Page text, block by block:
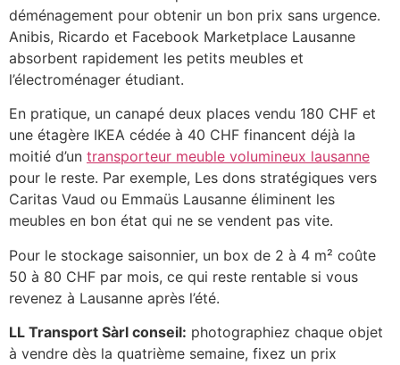
déménagement pour obtenir un bon prix sans urgence.
Anibis, Ricardo et Facebook Marketplace Lausanne
absorbent rapidement les petits meubles et
l’électroménager étudiant.
En pratique, un canapé deux places vendu 180 CHF et
une étagère IKEA cédée à 40 CHF financent déjà la
moitié d’un transporteur meuble volumineux lausanne
pour le reste. Par exemple, Les dons stratégiques vers
Caritas Vaud ou Emmaüs Lausanne éliminent les
meubles en bon état qui ne se vendent pas vite.
Pour le stockage saisonnier, un box de 2 à 4 m² coûte
50 à 80 CHF par mois, ce qui reste rentable si vous
revenez à Lausanne après l’été.
LL Transport Sàrl conseil: photographiez chaque objet
à vendre dès la quatrième semaine, fixez un prix